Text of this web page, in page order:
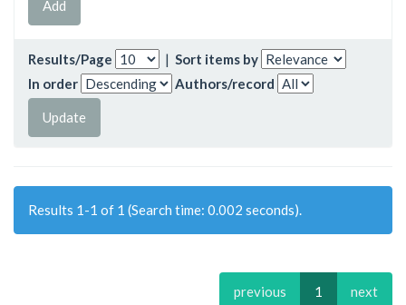
Results/Page | Sort items by
In order
Authors/record
Results 1-1 of 1 (Search time: 0.002 seconds).
previous 1 next